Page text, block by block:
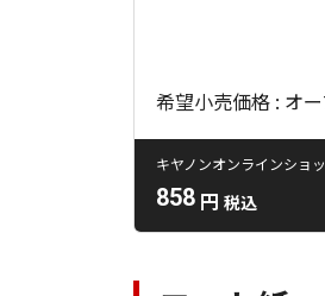
希望小売価格 : オ
キヤノンオンラインショ
858 円 税込